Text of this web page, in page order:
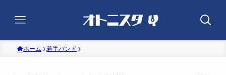
ホーム 若手バンド